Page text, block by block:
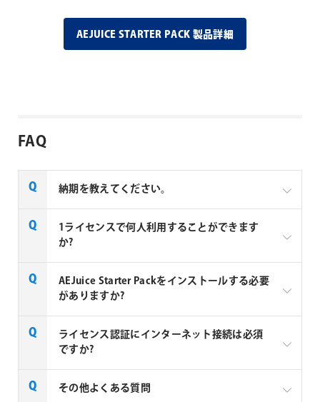
AEJUICE STARTER PACK 製品詳細
FAQ
納期を教えてください。
AEJuice社の全製品はご注文から1～2営業日での納品
となります。
1ライセンスで何人利用することができます
か?
AEJuice 社製品は1ユーザーあたり1ライセンス必要と
なります。2ユーザーが利用する場合は2ライセンス必
AEJuice Starter Packをインストールする必要
がありますか?
AEJuice拡張パックのご利用には、AEJuice Starter
Packが必須となります。AEJuice Starter Packをイン
トールされ、Pack Manager上で拡張パックのインス
トールやライセンス認証が可能になります。
ライセンス認証にインターネット接続は必須
ですか?
AEJuice 社製品のライセンス認証と製品のご利用に
その他よくある質問